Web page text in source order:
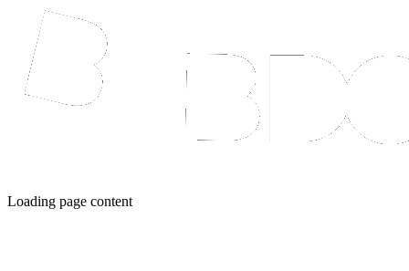
Loading page content